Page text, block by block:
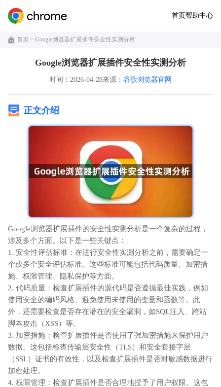
首页帮助中心
首页 > Google浏览器扩展插件安全性实测分析
Google浏览器扩展插件安全性实测分析
时间：2026-04-28来源： 谷歌浏览器官网
正文介绍
Google浏览器扩展插件的安全性实测分析是一个复杂的过程，
涉及多个方面。以下是一些关键点：
1. 安全性评估标准：在进行安全性实测分析之前，需要确定一
个或多个安全评估标准。这些标准可能包括代码质量、加密措
施、权限管理、隐私保护等方面。
2. 代码质量：检查扩展插件的源代码是否遵循最佳实践，例如
使用安全的编码风格、避免使用未使用的变量和函数等。此
外，还需要检查是否存在潜在的安全漏洞，如SQL注入、跨站
脚本攻击（XSS）等。
3. 加密措施：检查扩展插件是否使用了强加密措施来保护用户
数据。这包括检查传输层安全性（TLS）和安全套接字层
（SSL）证书的有效性，以及检查扩展插件是否对敏感数据进行
加密处理。
4. 权限管理：检查扩展插件是否合理地授予了用户权限。这包